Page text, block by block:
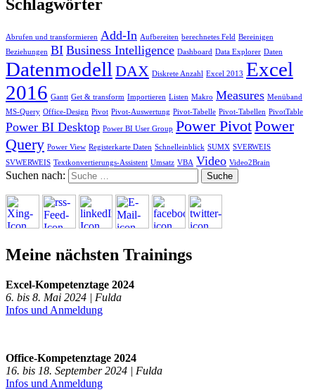
Schlagwörter
Abrufen und transformieren Add-In Aufbereiten berechnetes Feld Bereinigen
Beziehungen BI Business Intelligence Dashboard Data Explorer Daten
Datenmodell DAX Diskrete Anzahl Excel 2013 Excel
2016 Gantt Get & transform Importieren Listen Makro Measures Menüband
MS-Query Office-Design Pivot Pivot-Auswertung Pivot-Tabelle Pivot-Tabellen PivotTable
Power BI Desktop Power BI User Group Power PivotPower
Query Power View Registerkarte Daten Schnelleinblick SUMX SVERWEIS
SVWERWEIS Textkonvertierungs-Assistent Umsatz VBA Video Video2Brain
Suchen nach:
Meine nächsten Trainings
Excel-Kompetenztage 2024
6. bis 8. Mai 2024 | Fulda
Infos und Anmeldung
Office-Kompetenztage 2024
16. bis 18. September 2024 | Fulda
Infos und Anmeldung